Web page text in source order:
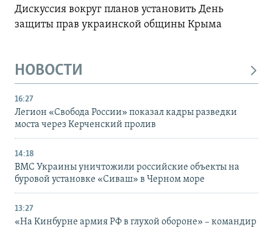
Дискуссия вокруг планов установить День
защиты прав украинской общины Крыма
НОВОСТИ
16:27
Легион «Свобода России» показал кадры разведки
моста через Керченский пролив
14:18
ВМС Украины уничтожили российские объекты на
буровой установке «Сиваш» в Черном море
13:27
«На Кинбурне армия РФ в глухой обороне» – командир